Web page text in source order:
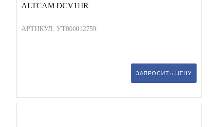
ALTCAM DCV11IR
АРТИКУЛ: УТ000012759
ЗАПРОСИТЬ ЦЕНУ